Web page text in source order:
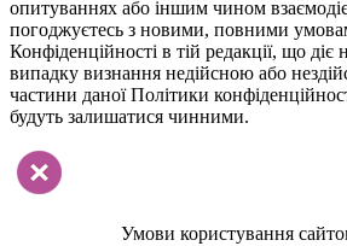
опитуваннях або іншим чином
погоджуєтесь з новими, повними
Конфіденційності в тій редакції, що
випадку визнання недійсною або
частини даної Політики
будуть залишатися чинними.
Умови користування